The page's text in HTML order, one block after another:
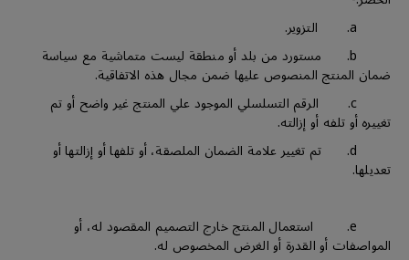
b. مستورد من بلد أو منطقة ليست متماشية مع سياسة
ضمان المنتج المنصوص عليها ضمن مجال هذه الاتفاقية.
c. الرقم التسلسلي الموجود علي المنتج غير واضح أو تم
تغييره أو تلفه أو إزالته.
d. تم تغيير علامة الضمان الملصقة، أو تلفها أو إزالتها أو
تعديلها.
e. استعمال المنتج خارج التصميم المقصود له، أو
المواصفات أو القدرة أو الغرض المخصوص له.